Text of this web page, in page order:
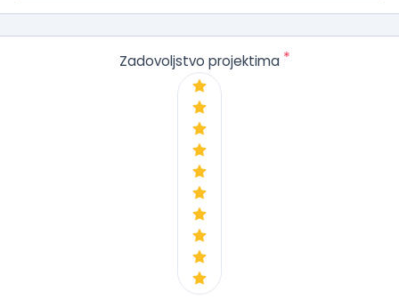
Zadovoljstvo projektima *